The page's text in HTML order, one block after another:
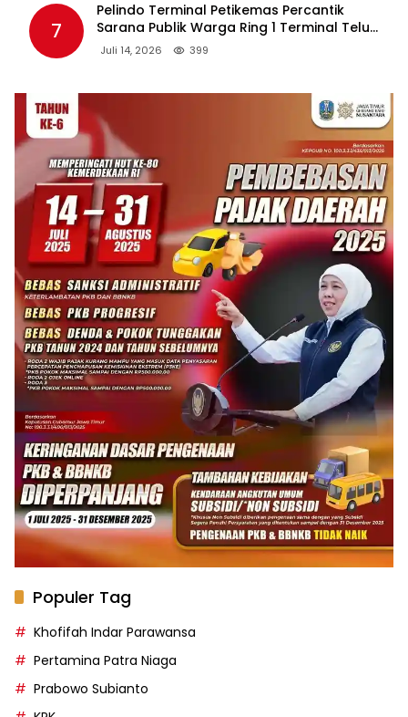
Populer Tag
Khofifah Indar Parawansa
Pertamina Patra Niaga
KPK
PGN
Bahlil Lahadalia